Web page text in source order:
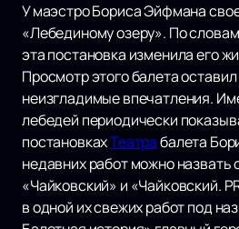
У маэстро Бориса Эйфмана
«Лебединому озеру». По
эта постановка изменила его
Просмотр этого балета
неизгладимые впечатления.
лебедей периодически
постановкахТеатрабалета
недавних работ можно назвать
«Чайковский» и «Чайковский.
в одной их свежих работ под